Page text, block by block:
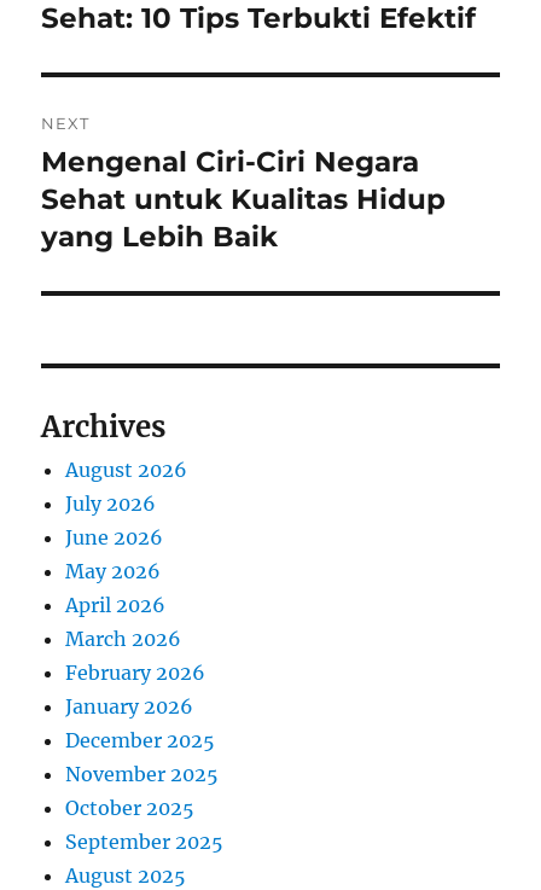
post:
Sehat: 10 Tips Terbukti Efektif
NEXT
Next
post:
Mengenal Ciri-Ciri Negara
Sehat untuk Kualitas Hidup
yang Lebih Baik
Archives
August 2026
July 2026
June 2026
May 2026
April 2026
March 2026
February 2026
January 2026
December 2025
November 2025
October 2025
September 2025
August 2025